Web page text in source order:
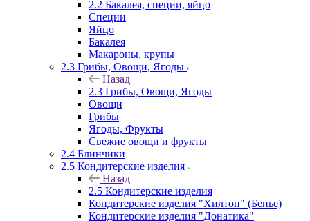
2.2 Бакалея, специи, яйцо
Специи
Яйцо
Бакалея
Макароны, крупы
2.3 Грибы, Овощи, Ягоды
Назад
2.3 Грибы, Овощи, Ягоды
Овощи
Грибы
Ягоды, Фрукты
Свежие овощи и фрукты
2.4 Блинчики
2.5 Кондитерские изделия
Назад
2.5 Кондитерские изделия
Кондитерские изделия "Хилтон" (Бенье)
Кондитерские изделия "Донатика"